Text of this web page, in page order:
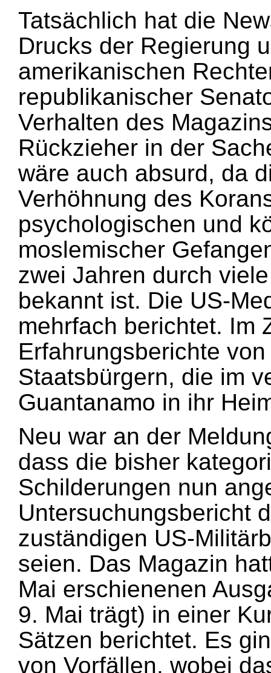
Tatsächlich hat die
Drucks der Regierung
amerikanischen
republikanischer
Verhalten des
Rückzieher in der
wäre auch absurd, da
Verhöhnung des
psychologischen und
moslemischer
zwei Jahren durch
bekannt ist. Die US-
mehrfach berichtet. Im
Erfahrungsberichte
Staatsbürgern, die im
Guantanamo in ihr
Neu war an der
dass die bisher
Schilderungen nun
Untersuchungsbericht
zuständigen US-
seien. Das Magazin
Mai erschienenen
9. Mai trägt) in einer
Sätzen berichtet. Es
von Vorfällen, wobei